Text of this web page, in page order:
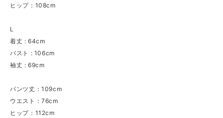
ヒップ：108cm
L
着丈 : 64cm
バスト : 106cm
袖丈 : 69cm
パンツ丈：109cm
ウエスト：76cm
ヒップ：112cm